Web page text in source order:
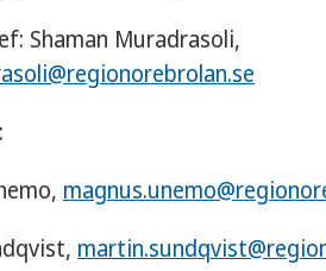
Shaman Muradrasoli,